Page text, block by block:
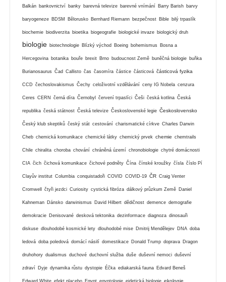
Balkán bankovnictví banky barevná televize barevné vnímání Barry Barish barvy
baryogeneze BDSM Bělorusko Bernhard Riemann bezpečnost Bible bilý trpaslík
biochemie biodiverzita bioetika biogeografie biologické invaze biologický druh
biologie biotechnologie Blízký východ Boeing bohemismus Bosna a
Hercegovina botanika bouře brexit Brno budoucnost Země buněčná biologie buňka
Burianosaurus Čad Callisto čas časomíra částice částicová částicová fyzika
CCD čechoslovakismus Čechy celoživotní vzdělávání ceny IG Nobela cenzura
Ceres CERN černá díra Černobyl červení trpaslíci Češi česká kotlina Česká
republika česká státnost Česká televize Československé legie Československo
Český klub skeptiků český stát cestování charismatické církve Charles Darwin
Cheb chemická komunikace chemické látky chemický prvek chemie chemtrails
Chile chiralita choroba chování chráněná území chronobiologie chytré domácnosti
CIA čich čichová komunikace čichové podněty Čína čínské kroužky čísla číslo Pí
Clayův institut Columbia conquistadoři COVID COVID-19 ČR Craig Venter
Cromwell čtyři jezdci Curiosity cystická fibróza dálkový průzkum Země Daniel
Kahneman Dánsko darwinismus David Hilbert dědičnost demence demografie
demokracie Denisované desková tektonika dezinformace diagnoza dinosauři
diskuse dlouhodobé kosmické lety dlouhodobé mise Dmitrij Mendělejev DNA doba
ledová doba poledová domácí násilí domestikace Donald Trump doprava Dragon
druhohory dualismus duchové duchovní služba duše duševní nemoci duševní
zdraví Dyje dynamika růstu dystopie Éčka ediakarská fauna Edvard Beneš
Edward White efekt placebo Egypt egyptologie eidetická biologie ekologie